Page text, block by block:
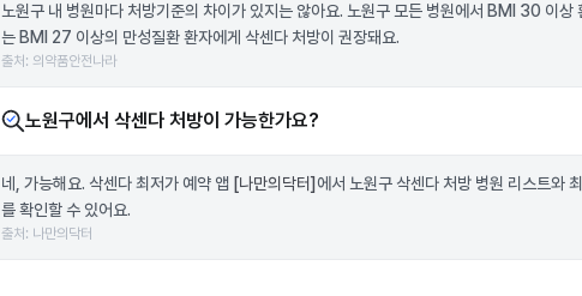
노원구 내 병원마다 처방기준의 차이가 있지는 않아요. 노원구 모든 병원에서 BMI 30 이상
는 BMI 27 이상의 만성질환 환자에게 삭센다 처방이 권장돼요.
출처: 의약품안전나라
노원구에서 삭센다 처방이 가능한가요?
네, 가능해요. 삭센다 최저가 예약 앱 [나만의닥터] 에서 노원구 삭센다 처방 병원 리스트와
를 확인할 수 있어요.
출처: 나만의닥터